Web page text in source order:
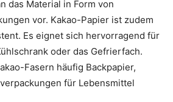
das Material in Form von
vor. Kakao-Papier ist zudem
Es eignet sich hervorragend für
oder das Gefrierfach.
Fasern häufig Backpapier,
für Lebensmittel